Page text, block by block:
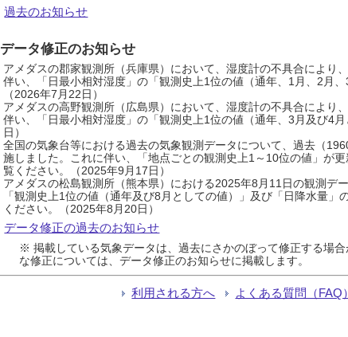
過去のお知らせ
データ修正のお知らせ
アメダスの郡家観測所（兵庫県）において、湿度計の不具合によ
伴い、「日最小相対湿度」の「観測史上1位の値（通年、1月、2月
（2026年7月22日）
アメダスの高野観測所（広島県）において、湿度計の不具合によ
伴い、「日最小相対湿度」の「観測史上1位の値（通年、3月及び4
日）
全国の気象台等における過去の気象観測データについて、過去（
施しました。これに伴い、「地点ごとの観測史上1～10位の値」が
覧ください。（2025年9月17日）
アメダスの松島観測所（熊本県）における2025年8月11日の観測デ
「観測史上1位の値（通年及び8月としての値）」及び「日降水量
ください。（2025年8月20日）
データ修正の過去のお知らせ
※ 掲載している気象データは、過去にさかのぼって修正する場
な修正については、データ修正のお知らせに掲載します。
利用される方へ よくある質問（FAQ）